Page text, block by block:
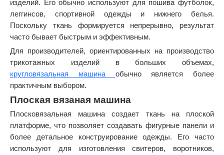
изделий. Его обычно используют для пошива футболок,
леггинсов, спортивной одежды и нижнего белья.
Поскольку ткань формируется непрерывно, результат
часто бывает быстрым и эффективным.
Для производителей, ориентированных на производство
трикотажных изделий в больших объемах,
кругловязальная машина обычно является более
практичным выбором.
Плоская вязаная машина
Плосковязальная машина создает ткань на плоской
платформе, что позволяет создавать фигурные панели и
более детальное конструирование одежды. Его часто
используют для изготовления свитеров, воротников,